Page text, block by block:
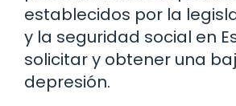
establecidos por la
y la seguridad social en
solicitar y obtener una
depresión.